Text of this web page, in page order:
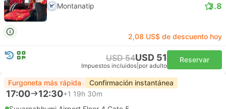
Montanatip 3.8
2,08 US$ de descuento hoy
USD 54USD 51
Impuestos incluidos por adulto
Reservar
Furgoneta más rápida Confirmación instantánea
17:00 12:30+1 19h 30m